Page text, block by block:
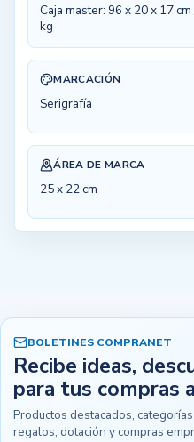
Caja master: 96 x 20 x 17
kg
MARCACIÓN
Serigrafía
ÁREA DE MARCA
25 x 22 cm
BOLETINES COMPRANET
Recibe ideas,
para tus compras
Productos destacados,
regalos, dotación y compras